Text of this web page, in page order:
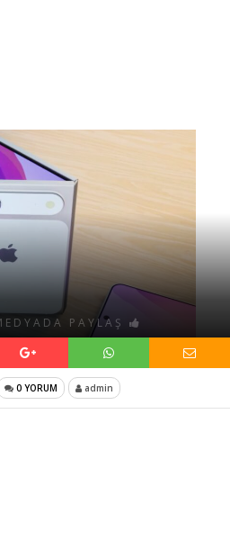
PAYLAŞ
0 YORUM admin